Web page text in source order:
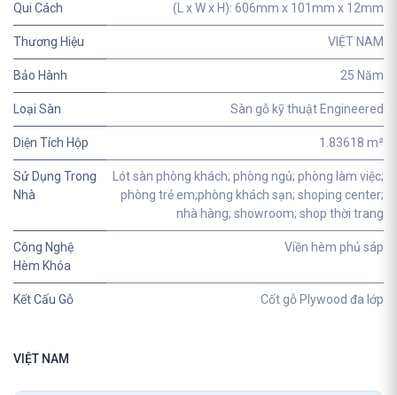
Qui Cách (L x W x H): 606mm x 101mm x 12mm
Thương Hiệu VIỆT NAM
Bảo Hành 25 Năm
Loại Sàn Sàn gỗ kỹ thuật Engineered
Diện Tích Hộp 1.83618 m²
Sử Dụng Trong
Nhà
Lót sàn phòng khách; phòng ngủ; phòng làm việc;
phòng trẻ em;phòng khách sạn; shoping center;
nhà hàng; showroom; shop thời trang
Công Nghệ
Hèm Khóa
Viền hèm phủ sáp
Kết Cấu Gỗ Cốt gỗ Plywood đa lớp
VIỆT NAM